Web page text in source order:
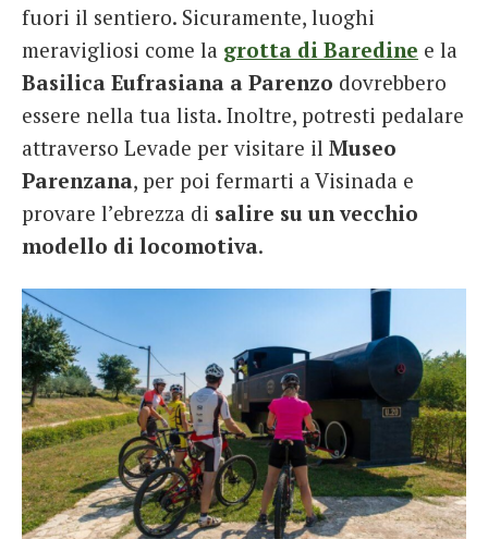
fuori il sentiero. Sicuramente, luoghi
meravigliosi come la grotta di Baredine e la
Basilica Eufrasiana a Parenzo dovrebbero
essere nella tua lista. Inoltre, potresti pedalare
attraverso Levade per visitare il Museo
Parenzana, per poi fermarti a Visinada e
provare l’ebrezza di salire su un vecchio
modello di locomotiva.